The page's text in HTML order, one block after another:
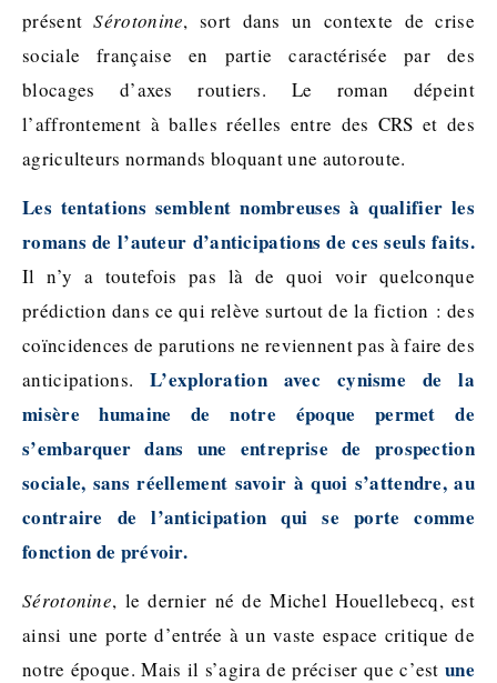
présentSérotonine, sort dans un contexte de crise
sociale française en partie caractérisée par des
blocages d’axes routiers. Le roman dépeint
l’affrontement à balles réelles entre des CRS et des
agriculteurs normands bloquant une autoroute.
Les tentations semblent nombreuses à qualifier les
romans de l’auteur d’anticipations de ces seuls faits.
Il n’y a toutefois pas là de quoi voir quelconque
prédiction dans ce qui relève surtout de la fiction : des
coïncidences de parutions ne reviennent pas à faire des
anticipations.L’exploration avec cynisme de la
misère humaine de notre époque permet de
s’embarquer dans une entreprise de prospection
sociale, sans réellement savoir à quoi s’attendre, au
contraire de l’anticipation qui se porte comme
fonction de prévoir.
Sérotonine, le dernier né de Michel Houellebecq, est
ainsi une porte d’entrée à un vaste espace critique de
notre époque. Mais il s’agira de préciser que c’estune